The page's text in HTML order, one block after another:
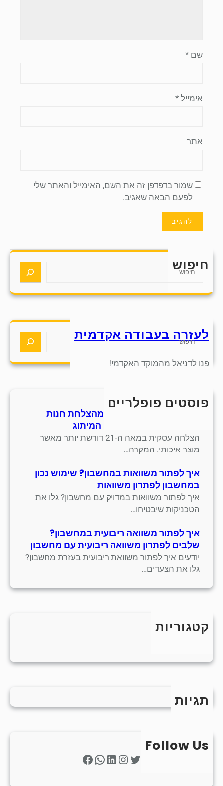
שם *
אימייל *
אתר
שמור בדפדפן זה את השם, האימייל והאתר שלי
לפעם הבאה שאגיב.
חיפוש
S
a
h
לעזרה בעבודה אקדמית
פנו לדניאל מהמוקד האקדמי!
S
a
פוסטים פופלריים
חמש אסטרטגיות למידה מהצלחת חנות
סנדלים מסורתית בתחום המיתוג
הצלחה עסקית במאה ה-21 דורשת יותר מאשר
מוצר איכותי. המקרה…
איך לפתור משוואות במחשבון? שימוש נכון
במחשבון לפתרון משוואות
איך לפתור משוואות במדויק עם מחשבון? גלו את
הטכניקות שיבטיחו…
איך לפתור משוואה ריבועית במחשבון?
שלבים לפתרון משוואה ריבועית עם מחשבון
יודעים איך לפתור משוואת ריבועית בעזרת מחשבון?
גלו את הצעדים…
קטגוריות
תגיות
Follow Us
Twitter
Instagram
LinkedIn
WhatsApp
Facebook